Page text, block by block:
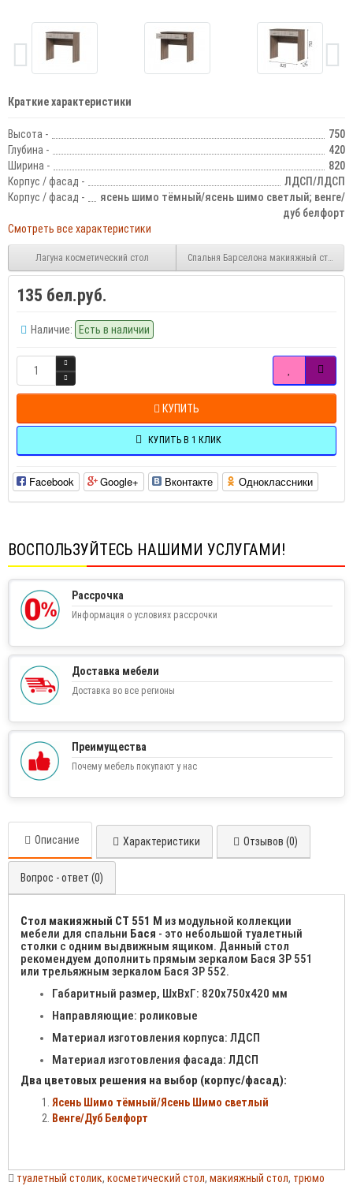
Краткие характеристики
Высота -
750
Глубина -
420
Ширина -
820
Корпус / фасад -
ЛДСП/ЛДСП
Корпус / фасад -
ясень шимо тёмный/ясень шимо светлый; венге/
дуб белфорт
Смотреть все характеристики
Лагуна косметический стол Спальня Барселона макияжный стол
135 бел.руб.
Наличие: Есть в наличии
КУПИТЬ
КУПИТЬ В 1 КЛИК
Facebook Google+ Вконтакте Одноклассники
ВОСПОЛЬЗУЙТЕСЬ НАШИМИ УСЛУГАМИ!
Рассрочка
Информация о условиях рассрочки
Доставка мебели
Доставка во все регионы
Преимущества
Почему мебель покупают у нас
Описание Характеристики Отзывов (0)
Вопрос - ответ (0)
Стол макияжный СТ 551 М из модульной коллекции
мебели для спальни Бася - это небольшой туалетный
столки с одним выдвижным ящиком. Данный стол
рекомендуем дополнить прямым зеркалом Бася ЗР 551
или трельяжным зеркалом Бася ЗР 552.
Габаритный размер, ШхВхГ: 820х750х420 мм
Направляющие: роликовые
Материал изготовления корпуса: ЛДСП
Материал изготовления фасада: ЛДСП
Два цветовых решения на выбор (корпус/фасад):
Ясень Шимо тёмный/Ясень Шимо светлый
Венге/Дуб Белфорт
туалетный столик, косметический стол, макияжный стол, трюмо